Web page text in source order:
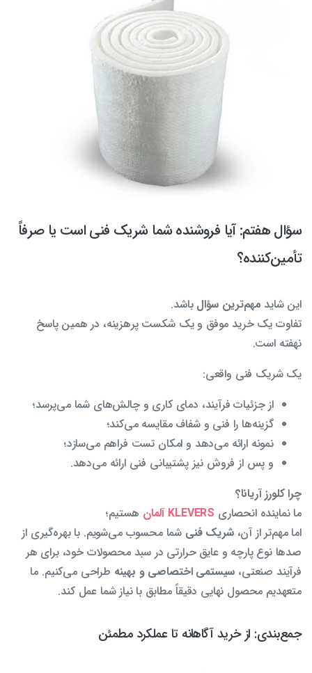
سؤال هفتم: آیا فروشنده شما شریک فنی است یا صرفاً
تأمین‌کننده؟
این شاید مهم‌ترین سؤال باشد.
تفاوت یک خرید موفق و یک شکست پرهزینه، در همین پاسخ
نهفته است.
یک شریک فنی واقعی:
از جزئیات فرآیند، دمای کاری و چالش‌های شما می‌پرسد؛
گزینه‌ها را فنی و شفاف مقایسه می‌کند؛
نمونه ارائه می‌دهد و امکان تست فراهم می‌سازد؛
و پس از فروش نیز پشتیبانی فنی ارائه می‌دهد.
چرا کلورز آریانا؟
ما نماینده انحصاری KLEVERS آلمان
هستیم؛
اما مهم‌تر از آن،شریک فنی شما محسوب می‌شویم. با بهره‌گیری از
صدها نوع پارچه و عایق حرارتی در سبد محصولات خود، برای هر
فرآیند صنعتی، سیستمی اختصاصی و بهینه طراحی می‌کنیم. ما
متعهدیم محصول نهایی دقیقاً مطابق با نیاز شما عمل کند.
جمع‌بندی: از خرید آگاهانه تا عملکرد مطمئن